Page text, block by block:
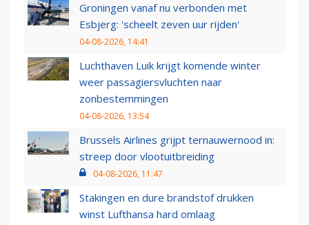
Groningen vanaf nu verbonden met
Esbjerg: 'scheelt zeven uur rijden'
04-08-2026, 14:41
Luchthaven Luik krijgt komende winter
weer passagiersvluchten naar
zonbestemmingen
04-08-2026, 13:54
Brussels Airlines grijpt ternauwernood in:
streep door vlootuitbreiding
04-08-2026, 11:47
Stakingen en dure brandstof drukken
winst Lufthansa hard omlaag